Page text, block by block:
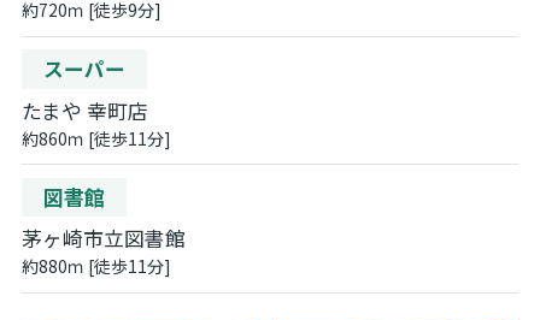
約720ｍ [徒歩9分]
スーパー
たまや 幸町店
約860ｍ [徒歩11分]
図書館
茅ヶ崎市立図書館
約880ｍ [徒歩11分]